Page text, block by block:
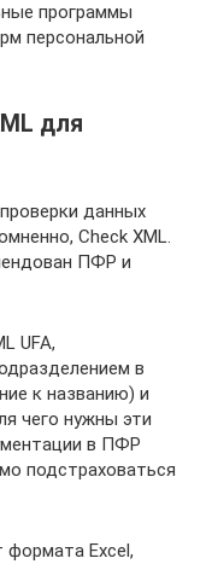
программы
персональной
для
данных
Check XML.
ПФР и
UFA,
в
к названию) и
чего нужны эти
в ПФР
подстраховаться
формата Excel,